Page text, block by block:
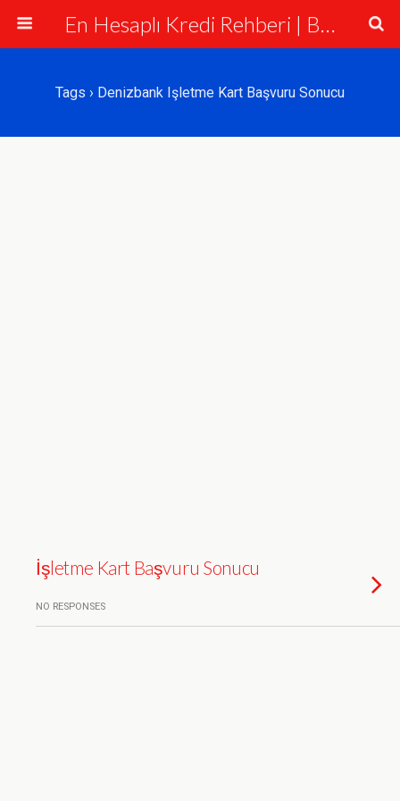
En Hesaplı Kredi Rehberi | Bankalar ve Krediler
Tags › Denizbank Işletme Kart Başvuru Sonucu
İşletme Kart Başvuru Sonucu
NO RESPONSES